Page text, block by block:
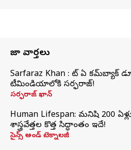
తాజా వార్తలు
Sarfaraz Khan : వాట్‌ ఏ కమ్‌బ్యాక్‌
టీమిండియాలోకి సర్ఫరాజ్‌!
సర్ఫరాజ్ ఖాన్
Human Lifespan: మనిషి 200
శాస్త్రవేత్తల కొత్త సిద్ధాంతం ఇదే!
సైన్స్ అండ్ టెక్నాలజీ